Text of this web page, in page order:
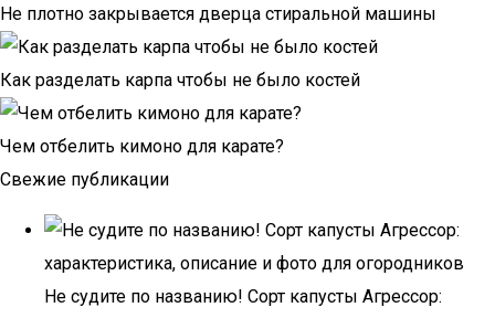
Не плотно закрывается дверца стиральной машины
Как разделать карпа чтобы не было костей
Чем отбелить кимоно для карате?
Свежие публикации
Не судите по названию! Сорт капусты Агрессор: